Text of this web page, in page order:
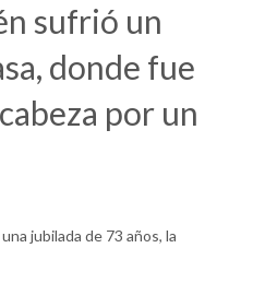
sufrió un
donde fue
por un
jubilada de 73 años, la